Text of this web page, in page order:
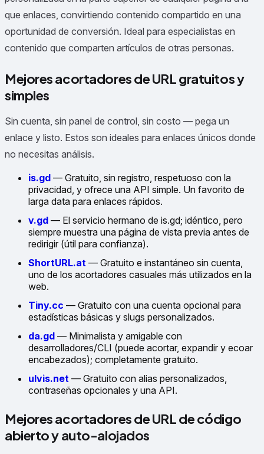
que enlaces, convirtiendo contenido compartido en una
oportunidad de conversión. Ideal para especialistas en
contenido que comparten artículos de otras personas.
Mejores acortadores de URL gratuitos y
simples
Sin cuenta, sin panel de control, sin costo — pega un
enlace y listo. Estos son ideales para enlaces únicos donde
no necesitas análisis.
is.gd — Gratuito, sin registro, respetuoso con la
privacidad, y ofrece una API simple. Un favorito de
larga data para enlaces rápidos.
v.gd — El servicio hermano de is.gd; idéntico, pero
siempre muestra una página de vista previa antes de
redirigir (útil para confianza).
ShortURL.at — Gratuito e instantáneo sin cuenta,
uno de los acortadores casuales más utilizados en la
web.
Tiny.cc — Gratuito con una cuenta opcional para
estadísticas básicas y slugs personalizados.
da.gd — Minimalista y amigable con
desarrolladores/CLI (puede acortar, expandir y ecoar
encabezados); completamente gratuito.
ulvis.net — Gratuito con alias personalizados,
contraseñas opcionales y una API.
Mejores acortadores de URL de código
abierto y auto-alojados